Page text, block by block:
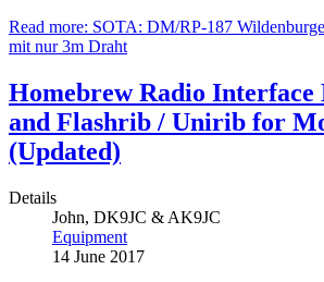
Read more: SOTA: DM/RP-187
mit nur 3m Draht
Homebrew Radio Interface
and Flashrib / Unirib for
(Updated)
Details
John, DK9JC & AK9JC
Equipment
14 June 2017